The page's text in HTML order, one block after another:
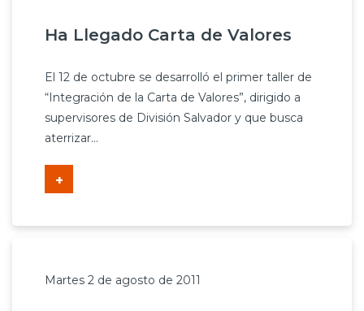
Ha Llegado Carta de Valores
El 12 de octubre se desarrolló el primer taller de
“Integración de la Carta de Valores”, dirigido a
supervisores de División Salvador y que busca
aterrizar...
+
Martes 2 de agosto de 2011